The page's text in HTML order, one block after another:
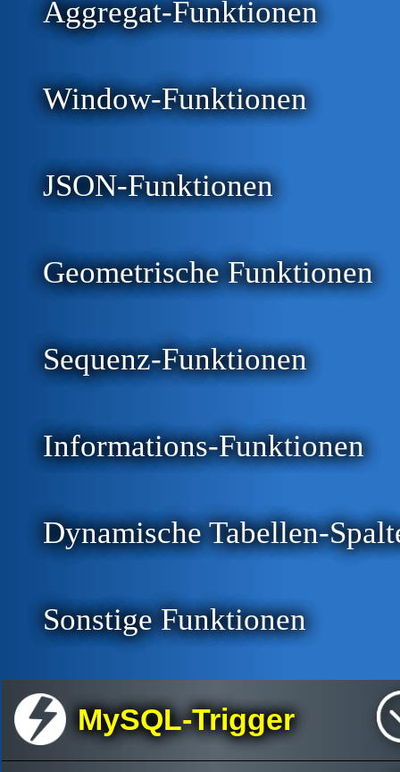
Aggregat-Funktionen
Window-Funktionen
JSON-Funktionen
Geometrische Funktionen
Sequenz-Funktionen
Informations-Funktionen
Dynamische Tabellen-
Sonstige Funktionen
MySQL-Trigger